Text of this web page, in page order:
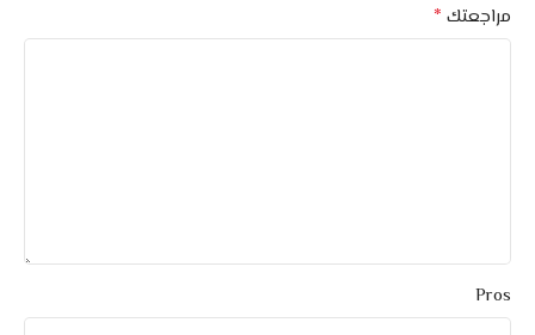
مراجعتك *
Pros